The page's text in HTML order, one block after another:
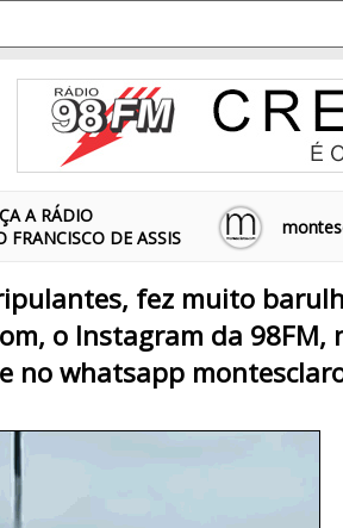
A RÁDIO
FRANCISCO DE ASSIS
fez muito
o Instagram da 98FM,
no whatsapp